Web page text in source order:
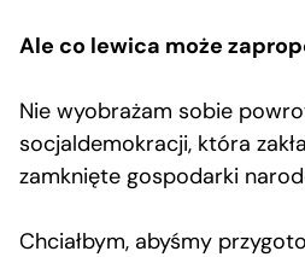
Ale co lewica może
Nie wyobrażam sobie
socjaldemokracji, która
zamknięte gospodarki
Chciałbym, abyśmy